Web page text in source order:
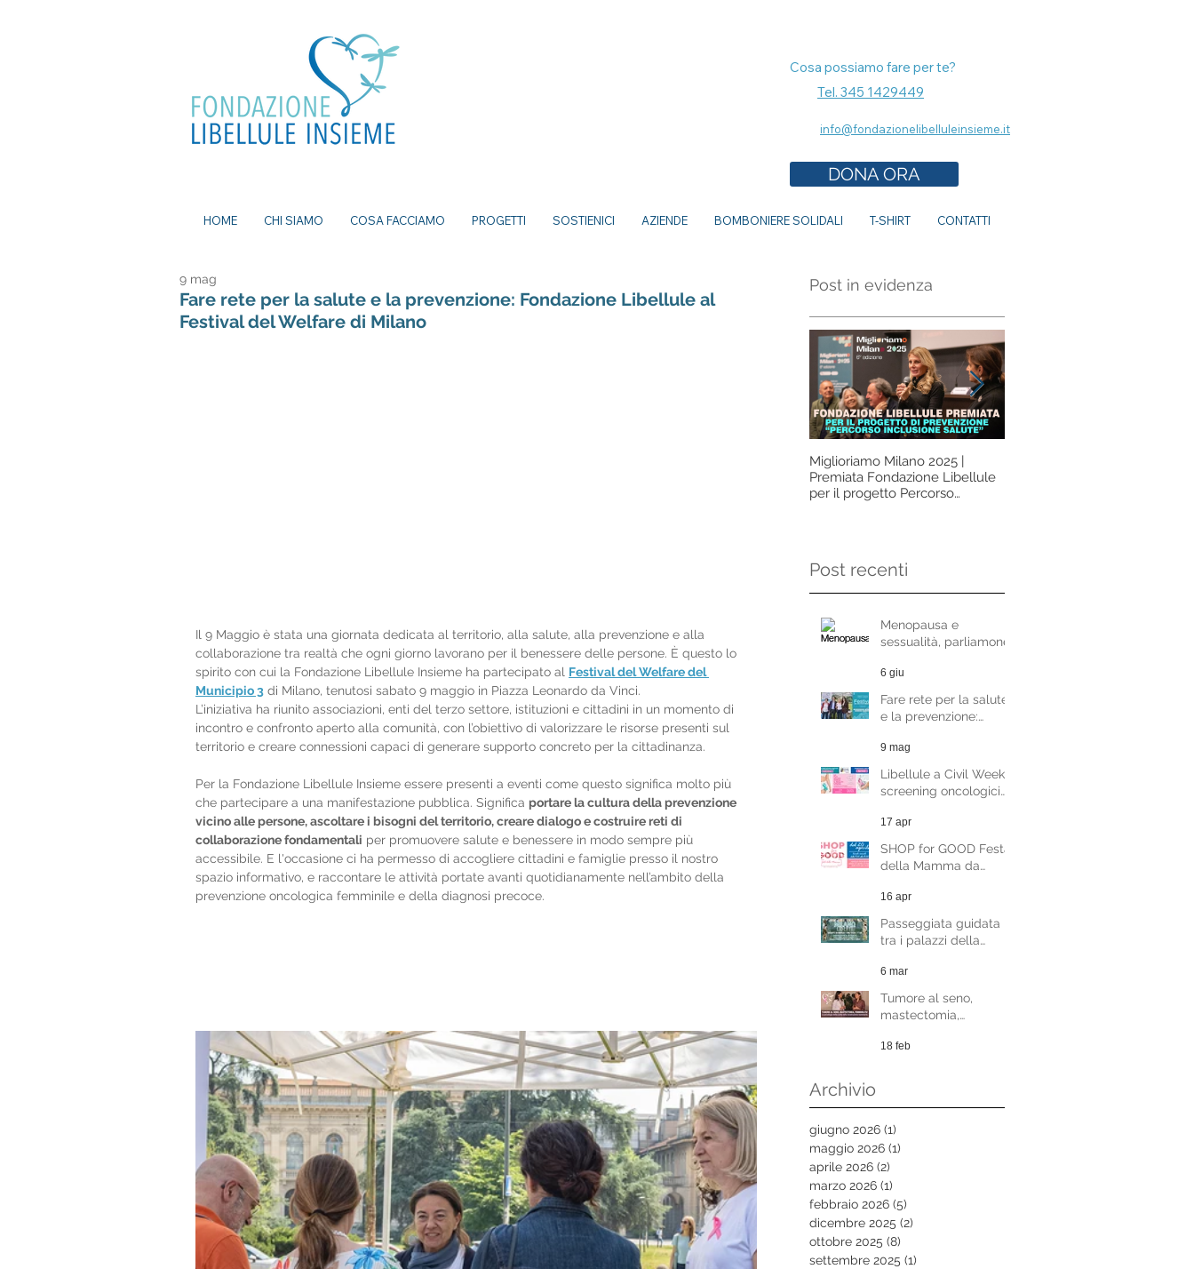
Cosa possiamo fare per te?
Tel. 345 1429449
info@fondazionelibelluleinsieme.it
DONA ORA
Fare rete per la salute e la prevenzione: Fondazione Libellule al
Festival del Welfare di Milano
9 mag
Il 9 Maggio è stata una giornata dedicata al territorio, alla salute, alla prevenzione e alla
collaborazione tra realtà che ogni giorno lavorano per il benessere delle persone. È questo lo
spirito con cui la Fondazione Libellule Insieme ha partecipato al Festival del Welfare del
Municipio 3 di Milano, tenutosi sabato 9 maggio in Piazza Leonardo da Vinci.
L’iniziativa ha riunito associazioni, enti del terzo settore, istituzioni e cittadini in un momento di
incontro e confronto aperto alla comunità, con l’obiettivo di valorizzare le risorse presenti sul
territorio e creare connessioni capaci di generare supporto concreto per la cittadinanza.
Per la Fondazione Libellule Insieme essere presenti a eventi come questo significa molto più
che partecipare a una manifestazione pubblica. Significa portare la cultura della prevenzione
vicino alle persone, ascoltare i bisogni del territorio, creare dialogo e costruire reti di
collaborazione fondamentali per promuovere salute e benessere in modo sempre più
accessibile. E l'occasione ci ha permesso di accogliere cittadini e famiglie presso il nostro
spazio informativo, e raccontare le attività portate avanti quotidianamente nell’ambito della
prevenzione oncologica femminile e della diagnosi precoce.
Post in evidenza
Miglioriamo Milano 2025 |
Premiata Fondazione Libellule
per il progetto Percorso
Post recenti
Menopausa e
sessualità, parliamone
Raffaela Di Pace
6 giu
Fare rete per la salute
e la prevenzione:
Festival del Welfare di
Milano
9 mag
Libellule a Civil Week:
screening oncologici
17 apr
SHOP for GOOD Festa
della Mamma da
16 apr
Passeggiata guidata
tra i palazzi della
benefico
6 mar
Tumore al seno,
mastectomia,
psicologia della scelta
18 feb
Archivio
giugno 2026 (1)
maggio 2026 (1)
aprile 2026 (2)
marzo 2026 (1)
febbraio 2026 (5)
dicembre 2025 (2)
ottobre 2025 (8)
settembre 2025 (1)
HOME CHI SIAMO COSA FACCIAMO PROGETTI SOSTIENICI AZIENDE BOMBONIERE SOLIDALI T-SHIRT CONTATTI